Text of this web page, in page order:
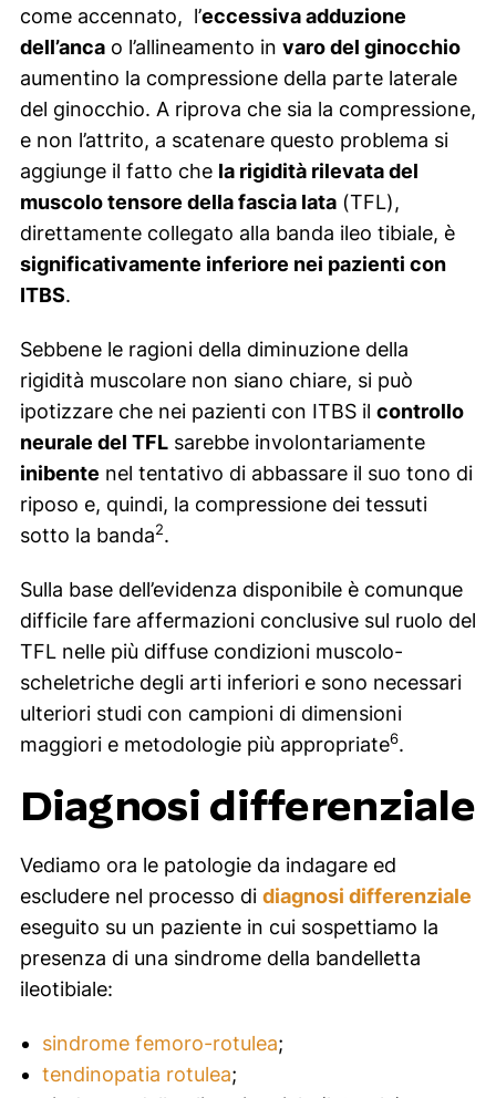
come accennato, l’eccessiva adduzione
dell’ancao l’allineamento in varo del ginocchio
aumentino la compressione della parte laterale
del ginocchio. A riprova che sia la compressione,
e non l’attrito, a scatenare questo problema si
aggiunge il fatto che la rigidità rilevata del
muscolo tensore della fascia lata(TFL),
direttamente collegato alla banda ileo tibiale, è
significativamente inferiore nei pazienti con
ITBS.
Sebbene le ragioni della diminuzione della
rigidità muscolare non siano chiare, si può
ipotizzare che nei pazienti con ITBS il controllo
neurale del TFLsarebbe involontariamente
inibente nel tentativo di abbassare il suo tono di
riposo e, quindi, la compressione dei tessuti
sotto la banda2.
Sulla base dell’evidenza disponibile è comunque
difficile fare affermazioni conclusive sul ruolo del
TFL nelle più diffuse condizioni muscolo-
scheletriche degli arti inferiori e sono necessari
ulteriori studi con campioni di dimensioni
maggiori e metodologie più appropriate6.
Diagnosi differenziale
Vediamo ora le patologie da indagare ed
escludere nel processo di diagnosi differenziale
eseguito su un paziente in cui sospettiamo la
presenza di una sindrome della bandelletta
ileotibiale:
sindrome femoro-rotulea;
tendinopatia rotulea;